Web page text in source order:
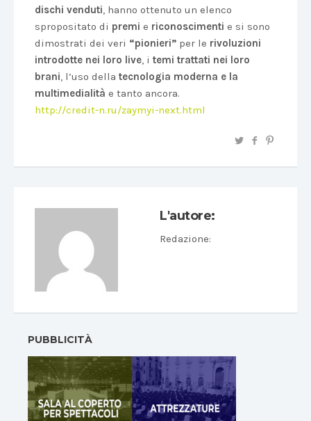
dischi venduti, hanno ottenuto un elenco
spropositato di premi e riconoscimenti e si sono
dimostrati dei veri “pionieri” per le rivoluzioni
introdotte nei loro live, i temi trattati nei loro
brani, l’uso della tecnologia moderna e la
multimedialità e tanto ancora.
http://credit-n.ru/zaymyi-next.html
L'autore:
Redazione:
PUBBLICITÀ